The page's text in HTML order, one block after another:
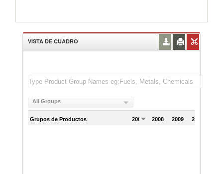
VISTA DE CUADRO
All Groups
Grupos de Productos 2007 2008 2009 2010